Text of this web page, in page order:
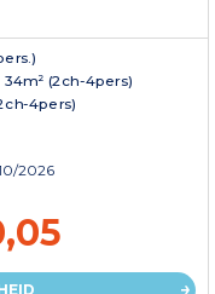
(2ch-4pers)
4pers)
2026